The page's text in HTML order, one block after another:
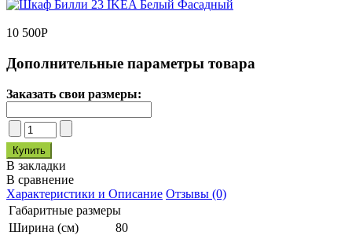
10 500Р
Дополнительные параметры товара
Заказать свои размеры:
В закладки
В сравнение
Характеристики и Описание Отзывы (0)
Габаритные размеры
Ширина (см)
80